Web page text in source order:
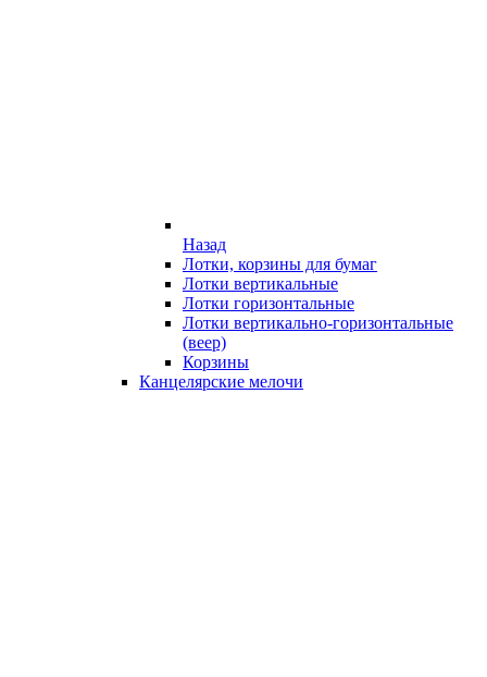
Назад
Лотки, корзины для бумаг
Лотки вертикальные
Лотки горизонтальные
Лотки вертикально-горизонтальные
(веер)
Корзины
Канцелярские мелочи